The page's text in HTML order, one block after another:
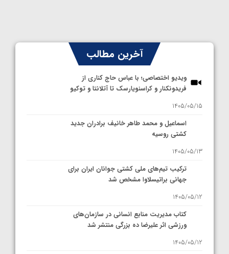
آخرین مطالب
ویدیو اختصاصی؛ با عباس حاج کناری از
فریدونکنار و کراسنویارسک تا آتلانتا و توکیو
1405/05/15
اسماعیل و محمد طاهر خانیف برادران جدید
کشتی روسیه
1405/05/13
ترکیب تیم‌های ملی کشتی جوانان ایران برای
جهانی براتیسلاوا مشخص شد
1405/05/12
کتاب مدیریت منابع انسانی در سازمان‌های
ورزشی اثر علیرضا ده بزرگی منتشر شد
1405/05/12